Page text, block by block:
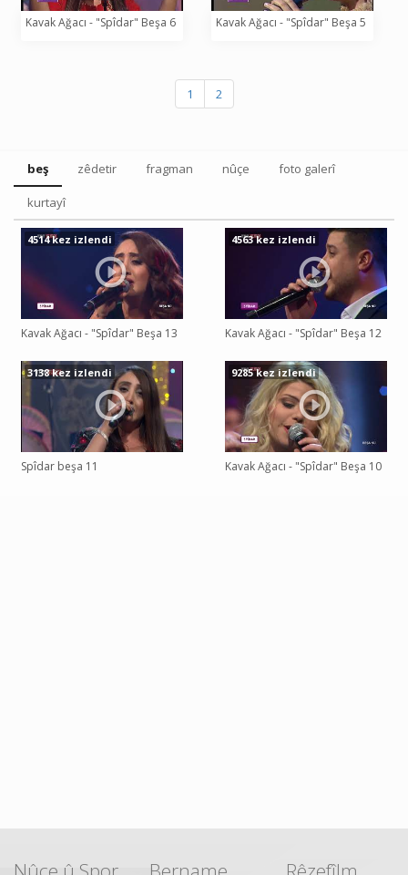
Kavak Ağacı - "Spîdar" Beşa 6 Kavak Ağacı - "Spîdar" Beşa 5
1 2
beş zêdetir fragman nûçe foto galerî
kurtayî
Kavak Ağacı - "Spîdar" Beşa 13
4514 kez izlendi
Kavak Ağacı - "Spîdar" Beşa 12
4563 kez izlendi
Spîdar beşa 11
3138 kez izlendi
Kavak Ağacı - "Spîdar" Beşa 10
9285 kez izlendi